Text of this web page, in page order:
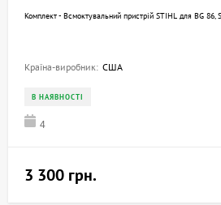
Комплект - Всмоктувальний пристрій STIHL для BG 86,
Країна-виробник: США
В НАЯВНОСТІ
4
3 300 грн.